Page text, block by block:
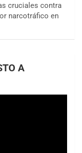
cruciales contra
narcotráfico en
A